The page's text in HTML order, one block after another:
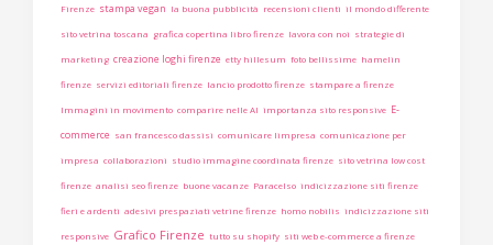
Firenze stampa vegan la buona pubblicità recensioni clienti il mondo differente
sito vetrina toscana grafica copertina libro firenze lavora con noi strategie di
marketing creazione loghi firenze etty hillesum foto bellissime hamelin
firenze servizi editoriali firenze lancio prodotto firenze stampare a firenze
Immagini in movimento comparire nelle AI importanza sito responsive E-
commerce san francesco dassisi comunicare limpresa comunicazione per
impresa collaborazioni studio immagine coordinata firenze sito vetrina low cost
firenze analisi seo firenze buone vacanze Paracelso indicizzazione siti firenze
fieri e ardenti adesivi prespaziati vetrine firenze homo nobilis indicizzazione siti
responsive Grafico Firenze tutto su shopify siti web e-commerce a firenze